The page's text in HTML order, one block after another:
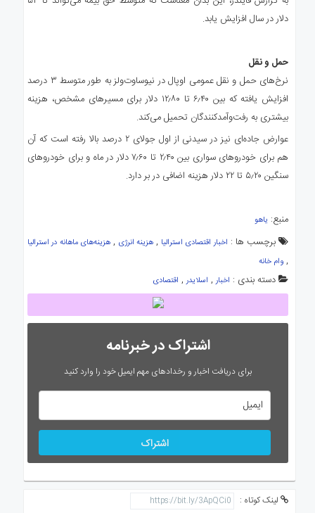
دلار در سال افزایش یابد.
حمل و نقل
نرخ‌های حمل و نقل عمومی اوپال در نیوساوت‌ولز به طور متوسط ۳ درصد
افزایش یافته که بین ۶٫۴۰ تا ۱۲٫۸۰ دلار برای مسیرهای مشخص، هزینه
بیشتری به رفت‌وآمدکنندگان تحمیل می‌کند.
عوارض جاده‌ای نیز در سیدنی از اول جولای ۲ درصد بالا رفته است که آن
هم برای خودروهای سواری بین ۲٫۴۰ تا ۷٫۶۰ دلار در ماه و برای خودروهای
سنگین ۵٫۲۰ تا ۲۲ دلار هزینه اضافی در بر دارد.
منبع: یاهو
برچسب ها : اخبار اقتصادی استرالیا , هزینه انرژی ,هزینه‌های ماهانه در استرالیا
, وام‌ خانه
دسته بندی : اخبار, اسلایدر, اقتصادی
اشتراک در خبرنامه
برای دریافت اخبار و رخدادهای مهم ایمیل خود را وارد کنید
اشتراک
لینک کوتاه :